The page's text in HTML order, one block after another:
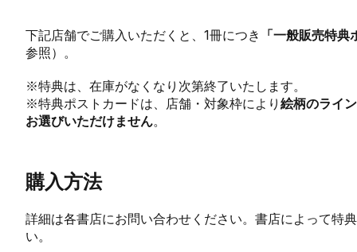
下記店舗でご購入いただくと、1冊につき 「一般販売特
参照）。
※特典は、在庫がなくなり次第終了いたします。
※特典ポストカードは、店舗・対象枠により 絵柄のライ
お選びいただけません。
購入方法
詳細は各書店にお問い合わせください。書店によって特
い。